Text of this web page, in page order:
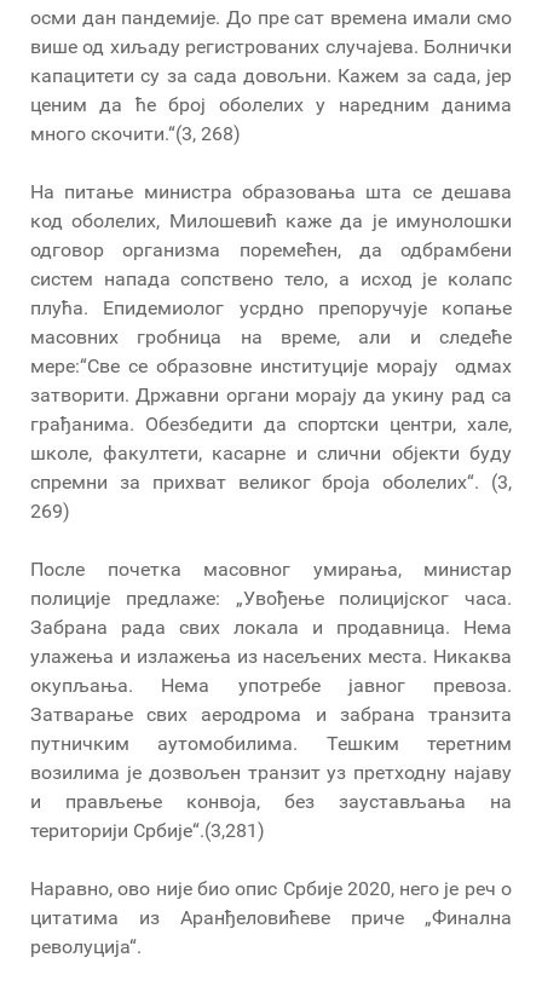
осми дан пандемије. До пре сат времена имали смо
више од хиљаду регистрованих случајева. Болнички
капацитети су за сада довољни. Кажем за сада, јер
ценим да ће број оболелих у наредним данима
много скочити.“(3, 268)
На питање министра образовања шта се дешава
код оболелих, Милошевић каже да је имунолошки
одговор организма поремећен, да одбрамбени
систем напада сопствено тело, а исход је колапс
плућа. Епидемиолог усрдно препоручује копање
масовних гробница на време, али и следеће
мере:“Све се образовне институције морају одмах
затворити. Државни органи морају да укину рад са
грађанима. Обезбедити да спортски центри, хале,
школе, факултети, касарне и слични објекти буду
спремни за прихват великог броја оболелих“. (3,
269)
После почетка масовног умирања, министар
полиције предлаже: „Увођење полицијског часа.
Забрана рада свих локала и продавница. Нема
улажења и излажења из насељених места. Никаква
окупљања. Нема употребе јавног превоза.
Затварање свих аеродрома и забрана транзита
путничким аутомобилима. Тешким теретним
возилима је дозвољен транзит уз претходну најаву
и прављење конвоја, без заустављања на
територији Србије“.(3,281)
Наравно, ово није био опис Србије 2020, него је реч о
цитатима из Аранђеловићеве приче „Финална
револуција“.